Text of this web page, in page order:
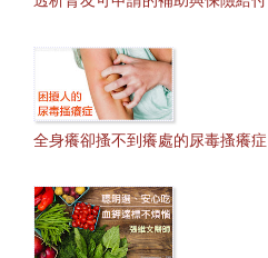
全身癢卻搔不到癢處的尿毒搔癢症